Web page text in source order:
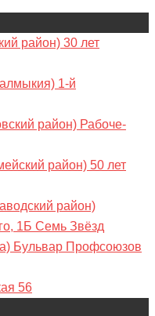
район) 30 лет
1-й
район) Рабоче-
район) 50 лет
район)
1Б Семь Звёзд
Бульвар Профсоюзов
56